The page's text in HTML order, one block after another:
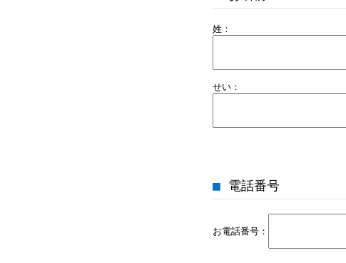
姓：
せい：
■ 電話番号
お電話番号：